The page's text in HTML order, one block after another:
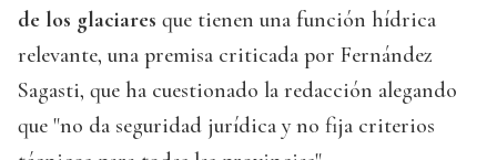
de los glaciares que tienen una función hídrica
relevante, una premisa criticada por Fernández
Sagasti, que ha cuestionado la redacción alegando
que "no da seguridad jurídica y no fija criterios